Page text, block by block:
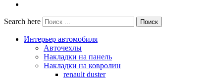
Search here Поиск
Интерьер автомобиля
Авточехлы
Накладки на панель
Накладки на ковролин
renault duster